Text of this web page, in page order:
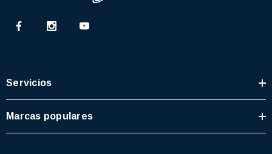
Servicios
Marcas populares